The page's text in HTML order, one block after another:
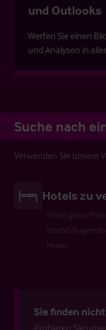
und Outlooks
Werfen Sie einen
und Analysen in
Suche nach
Verwenden Sie unsere
Hotels zu
Hotel garni/
Hostel/
Hotel
Sie finden
Probieren Sie